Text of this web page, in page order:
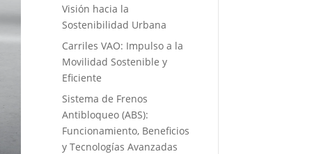
Visión hacia la
Sostenibilidad Urbana
Carriles VAO: Impulso a la
Movilidad Sostenible y
Eficiente
Sistema de Frenos
Antibloqueo (ABS):
Funcionamiento, Beneficios
y Tecnologías Avanzadas